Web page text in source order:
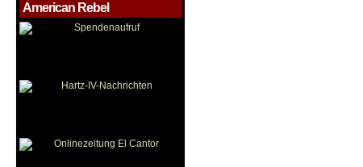
American Rebel